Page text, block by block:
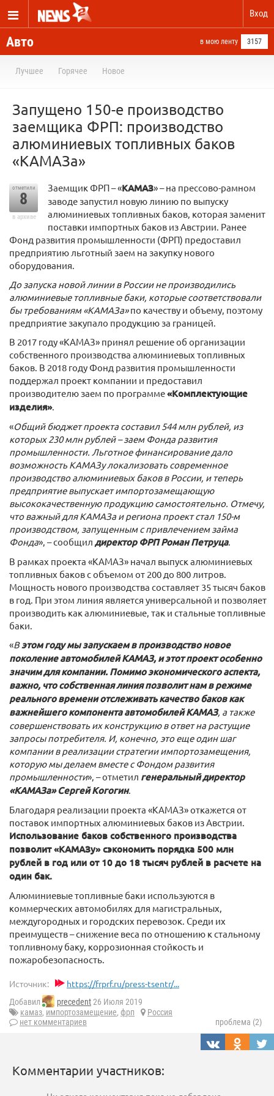
Вход
Авто в мою ленту 3157
Лучшее Горячее Новое
Запущено 150-е производство
заемщика ФРП: производство
алюминиевых топливных баков
«КАМАЗа»
отметили
8
в архиве
Заемщик ФРП – «КАМАЗ» – на прессово-рамном
заводе запустил новую линию по выпуску
алюминиевых топливных баков, которая заменит
поставки импортных баков из Австрии. Ранее
Фонд развития промышленности (ФРП) предоставил
предприятию льготный заем на закупку нового
оборудования.
До запуска новой линии в России не производились
алюминиевые топливные баки, которые соответствовали
бы требованиям «КАМАЗа»по качеству и объему, поэтому
предприятие закупало продукцию за границей.
В 2017 году «КАМАЗ» принял решение об организации
собственного производства алюминиевых топливных
баков. В 2018 году Фонд развития промышленности
поддержал проект компании и предоставил
производителю заем по программе«Комплектующие
изделия».
«Общий бюджет проекта составил 544 млн рублей, из
которых 230 млн рублей – заем Фонда развития
промышленности. Льготное финансирование дало
возможность КАМАЗу локализовать современное
производство алюминиевых баков в России, и теперь
предприятие выпускает импортозамещающую
высококачественную продукцию самостоятельно. Отмечу,
что важный для КАМАЗа и региона проект стал 150-м
производством, запущенным с привлечением займа
Фонда», – сообщил директор ФРП Роман Петруца.
В рамках проекта «КАМАЗ» начал выпуск алюминиевых
топливных баков с объемом от 200 до 800 литров.
Мощность нового производства составляет 35 тысяч баков
в год. При этом линия является универсальной и позволяет
производить как алюминиевые, так и стальные топливные
баки.
«Вэтом году мы запускаем в производство новое
поколение автомобилей КАМАЗ, и этот проект особенно
значим для компании. Помимо экономического аспекта,
важно, что собственная линия позволит нам в режиме
реального времени отслеживать качество баков как
важнейшего компонента автомобилей КАМАЗ, а также
совершенствовать их конструкцию в ответ на растущие
запросы потребителя. И, конечно, это еще один шаг
компании в реализации стратегии импортозамещения,
которую мы делаем вместе с Фондом развития
промышленности», – отметил генеральный директор
«КАМАЗа» Сергей Когогин.
Благодаря реализации проекта «КАМАЗ» откажется от
поставок импортных алюминиевых баков из Австрии.
Использование баков собственного производства
позволит «КАМАЗу» сэкономить порядка 500 млн
рублей в год или от 10 до 18 тысяч рублей в расчете на
один бак.
Алюминиевые топливные баки используются в
коммерческих автомобилях для магистральных,
междугородных и городских перевозок. Среди их
преимуществ – снижение веса по отношению к стальному
топливному баку, коррозионная стойкость и
пожаробезопасность.
Источник: https://frprf.ru/press-tsentr/...
Добавил precedent26 Июля 2019
камаз, импортозамещение, фрп
Россия
нет комментариев
проблема (2)
Комментарии участников: